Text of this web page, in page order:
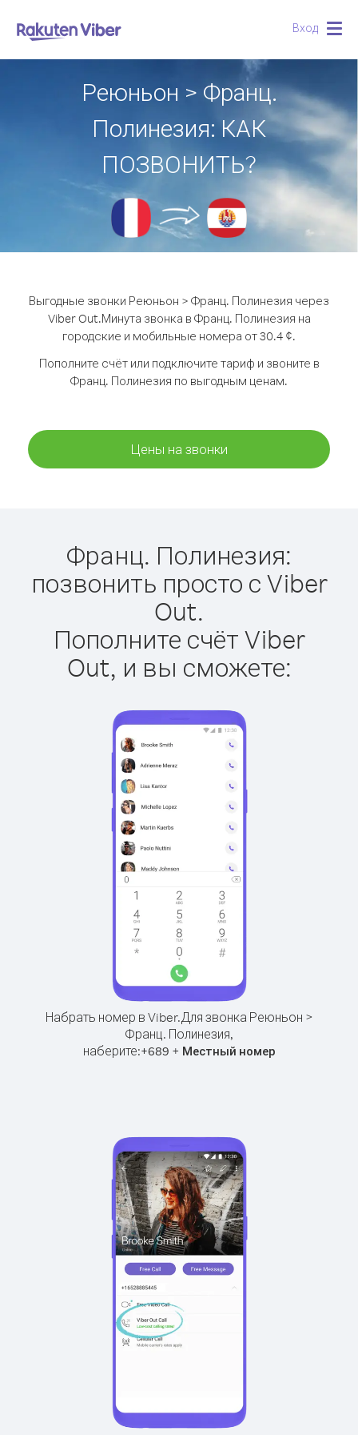
Вход
Реюньон > Франц.
Полинезия: КАК
ПОЗВОНИТЬ?
Выгодные звонки Реюньон > Франц. Полинезия через
Viber Out.Минута звонка в Франц. Полинезия на
городские и мобильные номера от 30.4 ¢.
Пополните счёт или подключите тариф и звоните в
Франц. Полинезия по выгодным ценам.
Цены на звонки
Франц. Полинезия:
позвонить просто с Viber
Out.
Пополните счёт Viber
Out, и вы сможете:
Набрать номер в Viber.Для звонка Реюньон >
Франц. Полинезия,
наберите:+689 + Местный номер